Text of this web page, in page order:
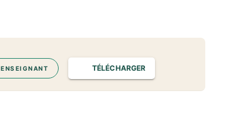
ENSEIGNANT TÉLÉCHARGER